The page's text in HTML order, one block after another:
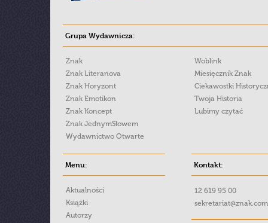
Grupa Wydawnicza:
Znak
Znak Literanova
Znak Horyzont
Znak Emotikon
Znak Koncept
Znak JednymSłowem
Wydawnictwo Otwarte
Woblink
Miesięcznik Znak
Ciekawostki
Twoja Historia
Lubimy czytać
Menu:
Aktualności
Książki
Autorzy
Kontakt:
12 619 95 00